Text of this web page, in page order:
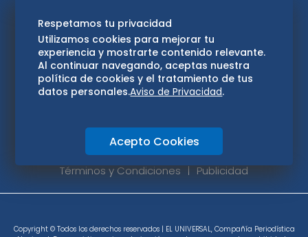
Edomex
Consultas
Hidalgo
Oaxaca
Aviso de privacidad
Directorio
Términos y Condiciones
Publicidad
Copyright © Todos los derechos reservados | EL UNIVERSAL, Compañía Periodística
Respetamos tu privacidad
Utilizamos cookies para mejorar tu
experiencia y mostrarte contenido relevante.
Al continuar navegando, aceptas nuestra
política de cookies y el tratamiento de tus
datos personales.Aviso de Privacidad.
Acepto Cookies